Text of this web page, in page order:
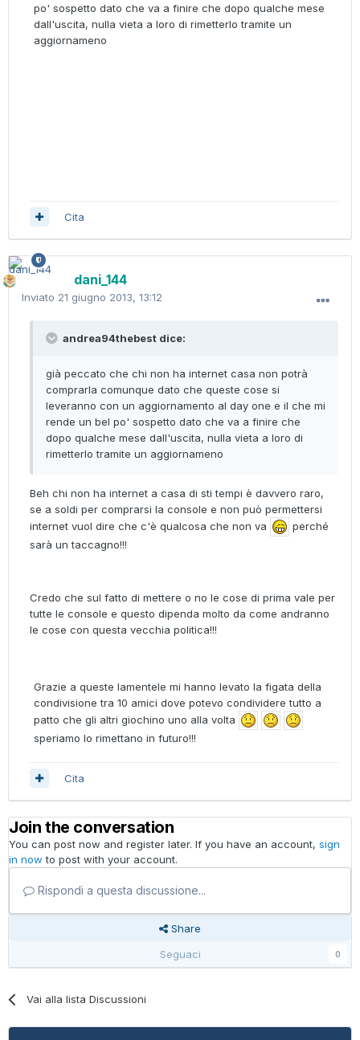
po' sospetto dato che va a finire che dopo qualche mese
dall'uscita, nulla vieta a loro di rimetterlo tramite un
aggiornameno
Cita
dani_144
Inviato 21 giugno 2013, 13:12
andrea94thebest dice:
già peccato che chi non ha internet casa non potrà
comprarla comunque dato che queste cose si
leveranno con un aggiornamento al day one e il che mi
rende un bel po' sospetto dato che va a finire che
dopo qualche mese dall'uscita, nulla vieta a loro di
rimetterlo tramite un aggiornameno
Beh chi non ha internet a casa di sti tempi è davvero raro,
se a soldi per comprarsi la console e non può permettersi
internet vuol dire che c'è qualcosa che non va
perché
sarà un taccagno!!!
Credo che sul fatto di mettere o no le cose di prima vale per
tutte le console e questo dipenda molto da come andranno
le cose con questa vecchia politica!!!
Grazie a queste lamentele mi hanno levato la figata della
condivisione tra 10 amici dove potevo condividere tutto a
patto che gli altri giochino uno alla volta
speriamo lo rimettano in futuro!!!
Cita
Join the conversation
You can post now and register later. If you have an account, sign
in now to post with your account.
Rispondi a questa discussione...
Share
Seguaci
0
Vai alla lista Discussioni